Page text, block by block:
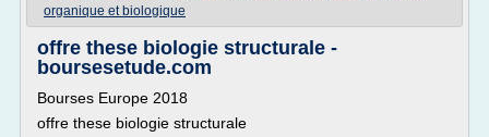
organique et biologique
offre these biologie structurale -
boursesetude.com
Bourses Europe 2018
offre these biologie structurale